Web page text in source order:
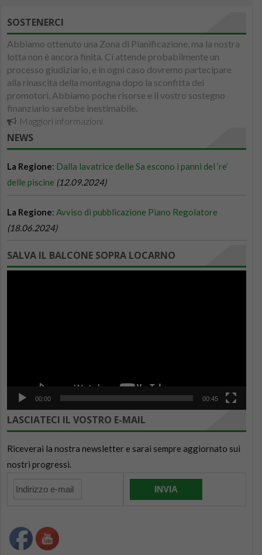
SOSTENERCI
Abbiamo ottenuto una Zona di Pianificazione, ma la nostra
lotta non è ancora finita. Ci attende probabilmente un
processo giudiziario, e in ogni caso dovremo partecipare
alla rinascita della montagna dopo la sconfitta dei
promotori. Abbiamo poche risorse e il vostro sostegno
finanziario sarebbe inestimabile.
Maggiori informazioni
NEWS
SALVA IL BALCONE SOPRA LOCARNO
00:00 00:45
LASCIATECI IL VOSTRO E-MAIL